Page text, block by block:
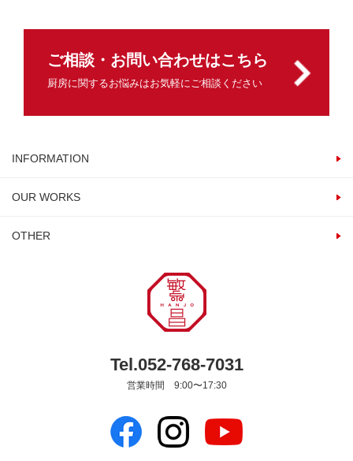
ご相談・お問い合わせはこちら
厨房に関するお悩みはお気軽にご相談ください
INFORMATION
OUR WORKS
OTHER
Tel.052-768-7031
営業時間 9:00〜17:30